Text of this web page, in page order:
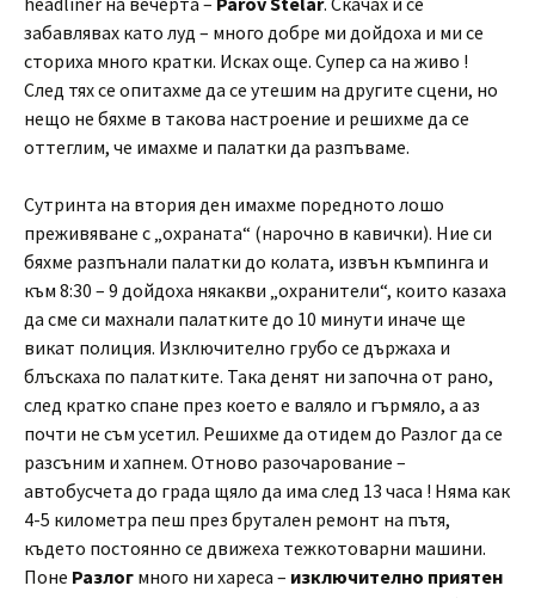
забавлявах като луд – много добре ми дойдоха и ми се
сториха много кратки. Исках още. Супер са на живо !
След тях се опитахме да се утешим на другите сцени, но
нещо не бяхме в такова настроение и решихме да се
оттеглим, че имахме и палатки да разпъваме.
Сутринта на втория ден имахме поредното лошо
преживяване с „охраната“ (нарочно в кавички). Ние си
бяхме разпънали палатки до колата, извън къмпинга и
към 8:30 – 9 дойдоха някакви „охранители“, които казаха
да сме си махнали палатките до 10 минути иначе ще
викат полиция. Изключително грубо се държаха и
блъскаха по палатките. Така денят ни започна от рано,
след кратко спане през което е валяло и гърмяло, а аз
почти не съм усетил. Решихме да отидем до Разлог да се
разсъним и хапнем. Отново разочарование –
автобусчета до града щяло да има след 13 часа ! Няма как
4-5 километра пеш през брутален ремонт на пътя,
където постоянно се движеха тежкотоварни машини.
Поне Разлог много ни хареса – изключително приятен